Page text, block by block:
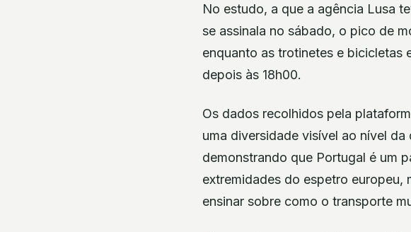
No estudo, a que a agência Lusa
se assinala no sábado, o pico de
enquanto as trotinetes e bicicletas
depois às 18h00.
Os dados recolhidos pela
uma diversidade visível ao nível
demonstrando que Portugal é um
extremidades do espetro europeu,
ensinar sobre como o transporte